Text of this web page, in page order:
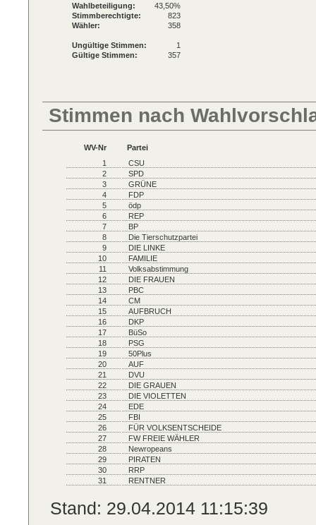
Wahlbeteiligung:
43,50%
Stimmberechtigte:
823
Wähler:
358
Ungültige Stimmen:
1
Gültige Stimmen:
357
Stimmen nach
WV-Nr
Partei
1
CSU
2
SPD
3
GRÜNE
4
FDP
5
ödp
6
REP
7
BP
8
Die Tierschutzpartei
9
DIE LINKE
10
FAMILIE
11
Volksabstimmung
12
DIE FRAUEN
13
PBC
14
CM
15
AUFBRUCH
16
DKP
17
BüSo
18
PSG
19
50Plus
20
AUF
21
DVU
22
DIE GRAUEN
23
DIE VIOLETTEN
24
EDE
25
FBI
26
FÜR VOLKSENTSCHEIDE
27
FW FREIE WÄHLER
28
Newropeans
29
PIRATEN
30
RRP
31
RENTNER
Stand: 29.04.2014 11:15:39